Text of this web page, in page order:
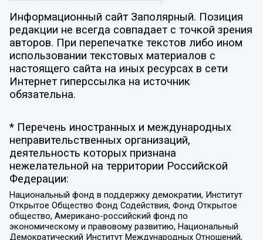
Информационный сайт Заполярный. Позиция
редакции не всегда совпадает с точкой зрения
авторов. При перепечатке текстов либо ином
использовании текстовых материалов с
настоящего сайта на иных ресурсах в сети
Интернет гиперссылка на источник
обязательна.
* Перечень иностранных и международных
неправительственных организаций,
деятельность которых признана
нежелательной на территории Российской
Федерации:
Национальный фонд в поддержку демократии, Институт
Открытое Общество Фонд Содействия, Фонд Открытое
общество, Американо-российский фонд по
экономическому и правовому развитию, Национальный
Демократический Институт Международных Отношений,